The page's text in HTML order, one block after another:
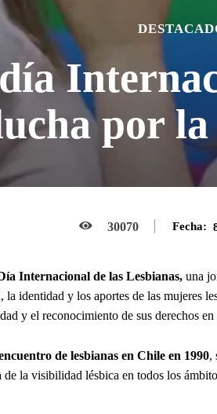
por
30070 Fecha:
Internacional de las Lesbianas, una
identidad y los aportes de las mujeres
y el reconocimiento de sus derechos
de lesbianas en Chile en 1990,
la visibilidad lésbica en todos los